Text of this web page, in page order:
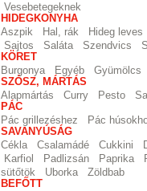
Vesebetegeknek
HIDEGKONYHA
Aszpik
Hal, rák
Hideg leves
Sajtos
Saláta Szendvics
KÖRET
Burgonya
Egyéb
Gyümölcs
SZÓSZ, MÁRTÁS
Alapmártás
Curry Pesto
PÁC
Pác grillezéshez
Pác
SAVANYÚSÁG
Cékla
Csalamádé Cukkini
Karfiol
Padlizsán Paprika
sütőtök
Uborka
Zöldbab
BEFŐTT